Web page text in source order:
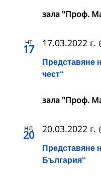
зала "Проф.
чт
17
Представяне
чест“
17.03.2022 г.
зала "Проф.
нд
20
Представяне
България“
20.03.2022 г.